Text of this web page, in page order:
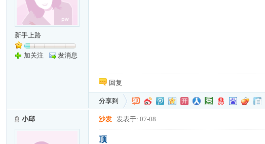
新手上路
加关注 发消息
回复
分享到
小邱 沙发 发表于: 07-08
顶